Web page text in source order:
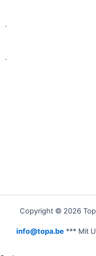
.
.
Copyright © 2026
info@topa.be *** Mit